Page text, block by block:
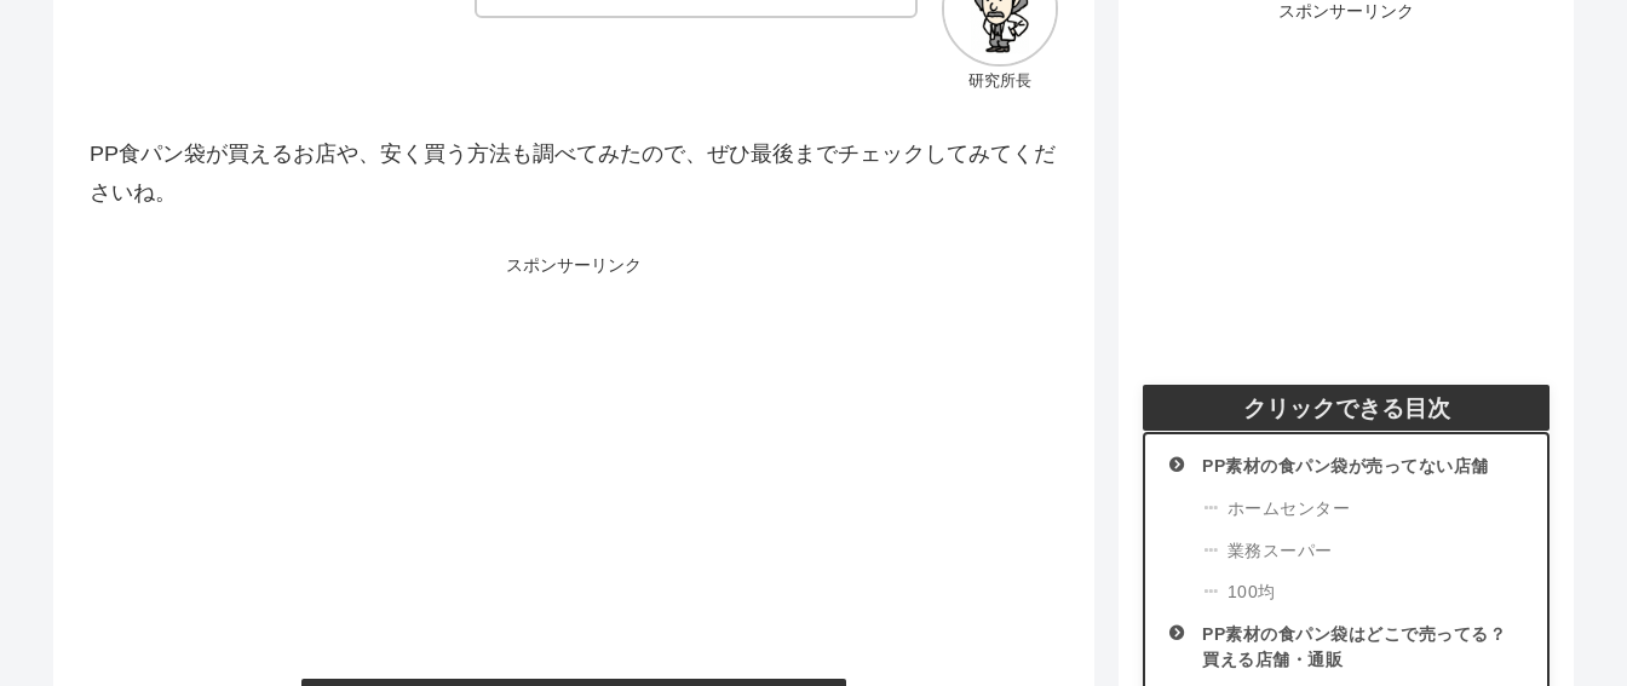
研究所長
PP食パン袋が買えるお店や、安く買う方法も調べてみたので、ぜひ最後までチェックしてみてくだ
さいね。
スポンサーリンク
スポンサーリンク
クリックできる目次
PP素材の食パン袋が売ってない店舗
ホームセンター
業務スーパー
100均
PP素材の食パン袋はどこで売ってる？
買える店舗・通販